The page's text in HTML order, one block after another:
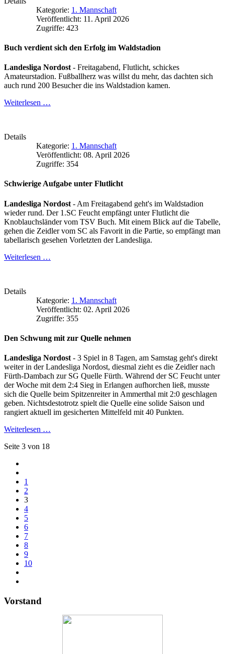
Kategorie: 1. Mannschaft
Veröffentlicht: 11. April 2026
Zugriffe: 423
Buch verdient sich den Erfolg im Waldstadion
Landesliga Nordost - Freitagabend, Flutlicht, schickes
Amateurstadion. Fußballherz was willst du mehr, das dachten sich
auch rund 200 Besucher die ins Waldstadion kamen.
Weiterlesen …
Details
Kategorie: 1. Mannschaft
Veröffentlicht: 08. April 2026
Zugriffe: 354
Schwierige Aufgabe unter Flutlicht
Landesliga Nordost - Am Freitagabend geht's im Waldstadion
wieder rund. Der 1.SC Feucht empfängt unter Flutlicht die
Knoblauchsländer vom TSV Buch. Mit einem Blick auf die Tabelle,
gehen die Zeidler vom SC als Favorit in die Partie, so empfängt man
tabellarisch gesehen Vorletzten der Landesliga.
Weiterlesen …
Details
Kategorie: 1. Mannschaft
Veröffentlicht: 02. April 2026
Zugriffe: 355
Den Schwung mit zur Quelle nehmen
Landesliga Nordost - 3 Spiel in 8 Tagen, am Samstag geht's direkt
weiter in der Landesliga Nordost, diesmal zieht es die Zeidler nach
Fürth-Dambach zur SG Quelle Fürth. Während der SC Feucht unter
der Woche mit dem 2:4 Sieg in Erlangen aufhorchen ließ, musste
sich die Quelle beim Spitzenreiter in Ammerthal mit 2:0 geschlagen
geben. Nichtsdestotrotz spielt die Quelle eine solide Saison und
rangiert aktuell im gesicherten Mittelfeld mit 40 Punkten.
Weiterlesen …
Seite 3 von 18
1
2
3
4
5
6
7
8
9
10
Vorstand